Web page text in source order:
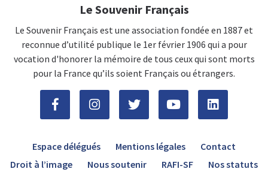
Le Souvenir Français
Le Souvenir Français est une association fondée en 1887 et
reconnue d’utilité publique le 1er février 1906 qui a pour
vocation d'honorer la mémoire de tous ceux qui sont morts
pour la France qu’ils soient Français ou étrangers.
Espace délégués Mentions légales
Contact
Droit à l’image
Nous soutenir RAFI-SF Nos statuts